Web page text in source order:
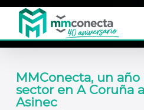
content
MMConecta, un
sector en A Coruña
Asinec